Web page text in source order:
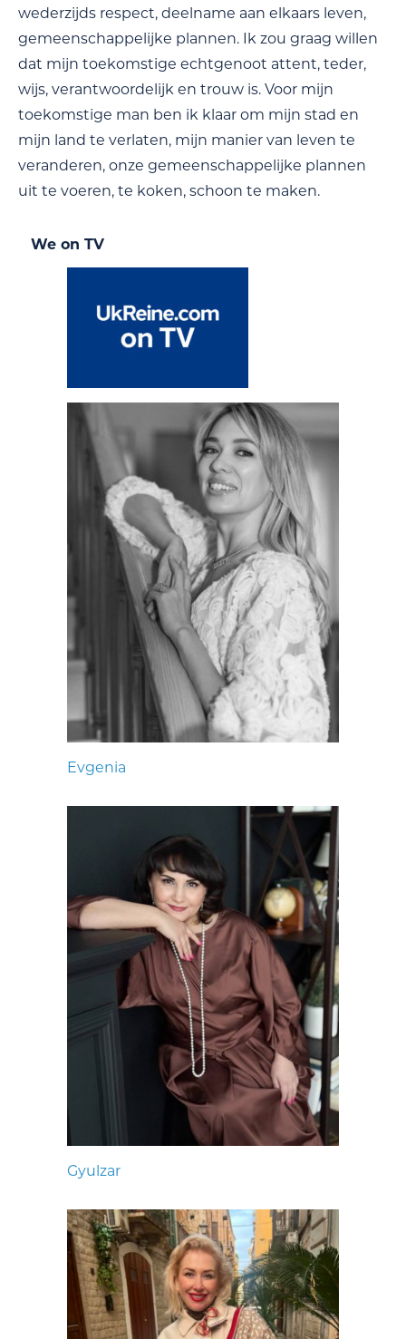
wederzijds respect, deelname aan elkaars leven,
gemeenschappelijke plannen. Ik zou graag willen
dat mijn toekomstige echtgenoot attent, teder,
wijs, verantwoordelijk en trouw is. Voor mijn
toekomstige man ben ik klaar om mijn stad en
mijn land te verlaten, mijn manier van leven te
veranderen, onze gemeenschappelijke plannen
uit te voeren, te koken, schoon te maken.
We on TV
Evgenia
Gyulzar